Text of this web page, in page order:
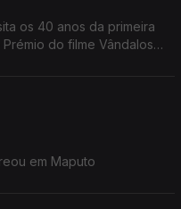
os 40 anos da primeira
do filme Vândalos
em Maputo